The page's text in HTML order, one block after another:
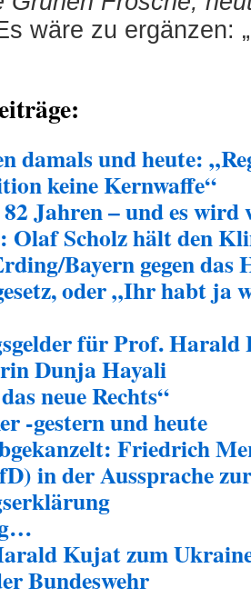
wäre zu ergänzen:
damals und heute:
keine Kernwaffe“
Jahren – und es wird
Olaf Scholz hält den
Bayern gegen das
oder „Ihr habt ja
für Prof. Harald
Dunja Hayali
neue Rechts“
-gestern und heute
Friedrich
in der Aussprache zur
Kujat zum
Bundeswehr